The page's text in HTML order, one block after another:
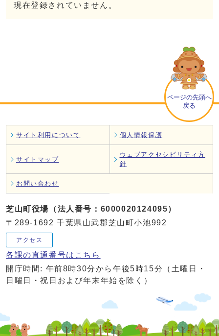
現在登録されていません。
ページの先頭へ
戻る
サイト利用について 個人情報保護
サイトマップ
ウェブアクセシビリティ方
針
お問い合わせ
芝山町役場（法人番号：6000020124095）
〒289-1692 千葉県山武郡芝山町小池992
アクセス
各課の直通番号はこちら
開庁時間: 午前8時30分から午後5時15分（土曜日・
日曜日・祝日および年末年始を除く）